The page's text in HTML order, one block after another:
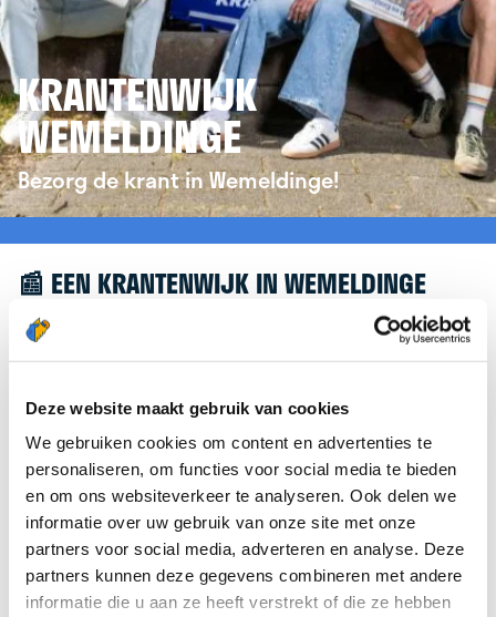
Deze website maakt gebruik van cookies
We gebruiken cookies om content en advertenties te
personaliseren, om functies voor social media te bieden
en om ons websiteverkeer te analyseren. Ook delen we
informatie over uw gebruik van onze site met onze
partners voor social media, adverteren en analyse. Deze
partners kunnen deze gegevens combineren met andere
informatie die u aan ze heeft verstrekt of die ze hebben
KRANTENWIJK
WEMELDINGE
Bezorg de krant in Wemeldinge!
📰 EEN KRANTENWIJK IN WEMELDINGE
Leuk dat je geïnteresseerd bent in een
krantenwijk in Wemeldinge! Om je verder te
website vankrantenbezorgen.nl. Daar kun je je
eenvoudig aanmelden om de krant te bezorgen in
Wemeldinge.
We hopen dat je snel aan de slag kunt en wensen
je veel succes! 🚴‍♂️💨